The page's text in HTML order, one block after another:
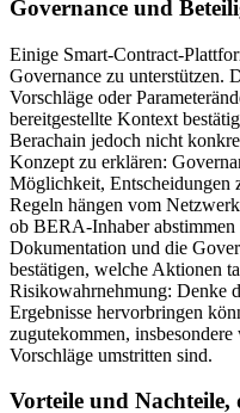
Governance und
Einige Smart-Contract-
Governance zu unterstützen.
Vorschläge oder
bereitgestellte Kontext
Berachain jedoch nicht
Konzept zu erklären:
Möglichkeit, Entscheidungen
Regeln hängen vom
ob BERA-Inhaber
Dokumentation und die
bestätigen, welche Aktionen
Risikowahrnehmung: Denke
Ergebnisse hervorbringen
zugutekommen,
Vorschläge umstritten sind.
Vorteile und Nachteile,